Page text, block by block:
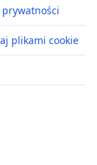
plikami cookie